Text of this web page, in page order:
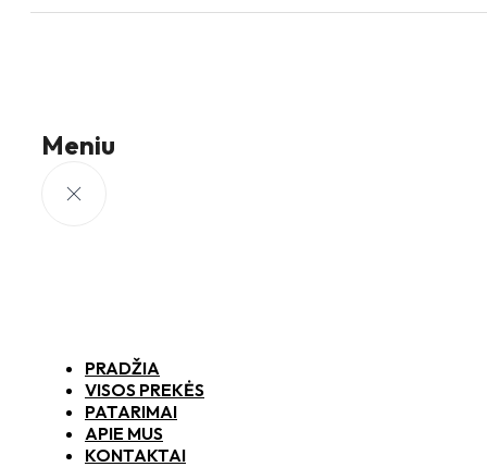
Meniu
PRADŽIA
VISOS PREKĖS
PATARIMAI
APIE MUS
KONTAKTAI